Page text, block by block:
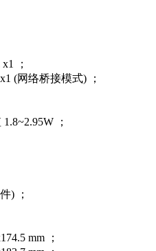
；
(网络桥接模式) ；
；
) ；
mm ；